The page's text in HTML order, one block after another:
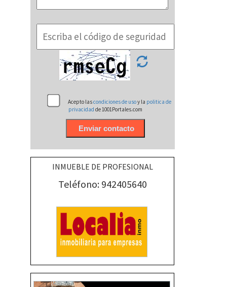
Acepto lascondiciones de usoy la politica de
privacidadde 1001Portales.com
INMUEBLE DE PROFESIONAL
Teléfono: 942405640